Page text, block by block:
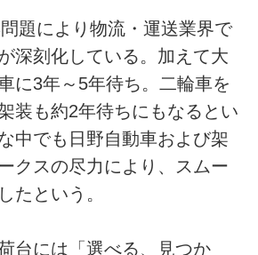
題により物流・運送業界で
深刻化している。加えて大
に3年～5年待ち。二輪車を
装も約2年待ちにもなるとい
中でも日野自動車および架
クスの尽力により、スムー
たという。
台には「選べる、見つか